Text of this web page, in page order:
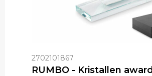
2702101867
RUMBO - Kristallen award